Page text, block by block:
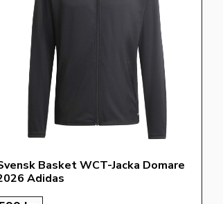
Basket WCT-Jacka Domare
Adidas